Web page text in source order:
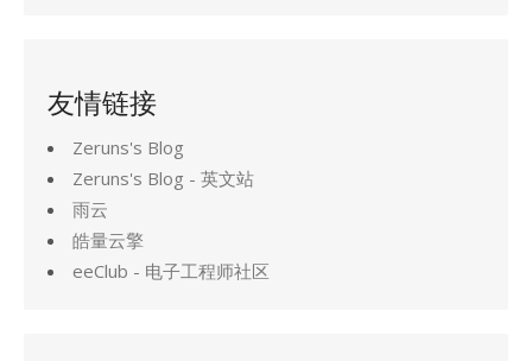
友情链接
Zeruns's Blog
Zeruns's Blog - 英文站
雨云
皓量云擎
eeClub - 电子工程师社区